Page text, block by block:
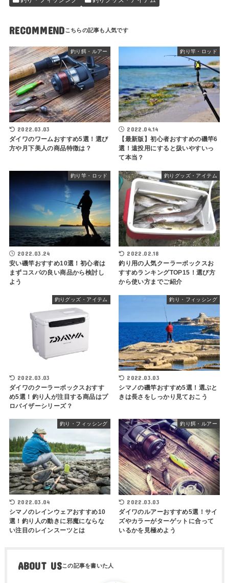
RECOMMEND
釣り餌・ルアー
2022.03.03
ダイワのワームおすすめ5選！選び
方や月下美人の商品特徴は？
釣り竿・ロッド
2022.04.14
【最新版】初心者おすすめの磯竿6
選！遠投用にすると扱いやすいっ
て本当？
釣り竿・ロッド
2022.03.24
安い磯竿おすすめ10選！初心者は
まずコスパの良い商品から検討し
よう
釣りグッズ・アイテム
2022.02.18
釣り用の人気クーラーボックスお
すすめランキングTOP15！選び方
から使い方までご紹介
釣りグッズ・アイテム
2022.03.03
ダイワのクーラーボックスおすす
め5選！釣り人が注目する商品はプ
ロバイザーシリーズ？
釣り・フィッシング
2022.03.03
シマノの磯竿おすすめ5選！選ぶと
きは長さをしっかり見ておこう
釣り・フィッシング
2022.03.04
シマノのレインウェアおすすめ10
選！釣り人の動きに邪魔にならな
い注目のレインスーツとは
釣り餌・ルアー
2022.03.03
ダイワのルアーおすすめ5選！サイ
ズやカラーがターゲットに合って
いるかを見極めよう
ABOUT US